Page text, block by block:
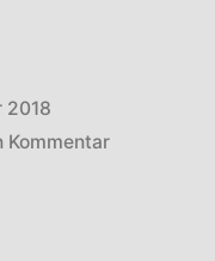
2018
Kommentarzu